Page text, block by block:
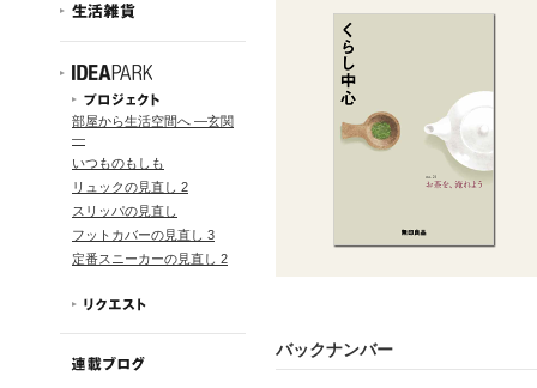
部屋から生活空間へ ―玄関
―
いつものもしも
リュックの見直し 2
スリッパの見直し
フットカバーの見直し 3
定番スニーカーの見直し 2
バックナンバー